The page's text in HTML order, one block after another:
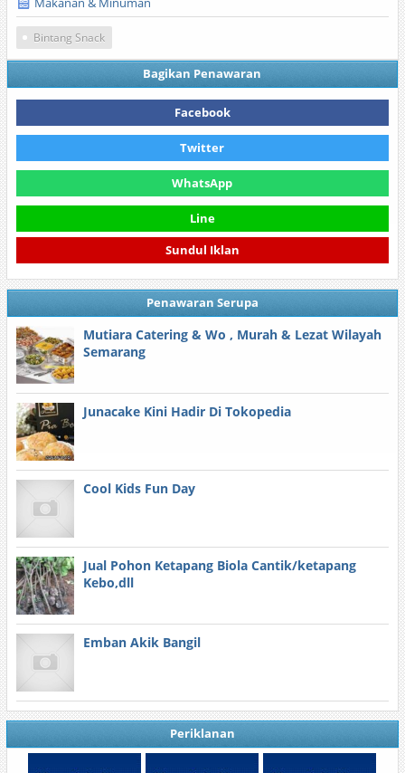
Bintang Snack
Bagikan Penawaran
Facebook
Twitter
WhatsApp
Line
Sundul Iklan
Penawaran Serupa
Mutiara Catering & Wo , Murah & Lezat Wilayah
Semarang
Junacake Kini Hadir Di Tokopedia
Cool Kids Fun Day
Jual Pohon Ketapang Biola Cantik/ketapang
Kebo,dll
Emban Akik Bangil
Periklanan